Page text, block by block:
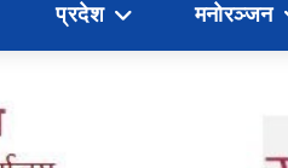
प्रदेश मनोरञ्जन